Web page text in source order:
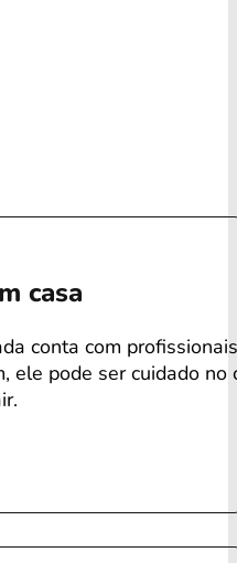
casa
conta com
ele pode ser cuidado no